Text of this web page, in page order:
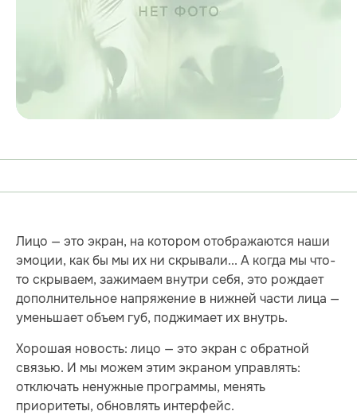
Лицо — это экран, на котором отображаются наши
эмоции, как бы мы их ни скрывали... А когда мы что-
то скрываем, зажимаем внутри себя, это рождает
дополнительное напряжение в нижней части лица —
уменьшает объем губ, поджимает их внутрь.
Хорошая новость: лицо — это экран с обратной
связью. И мы можем этим экраном управлять:
отключать ненужные программы, менять
приоритеты, обновлять интерфейс.